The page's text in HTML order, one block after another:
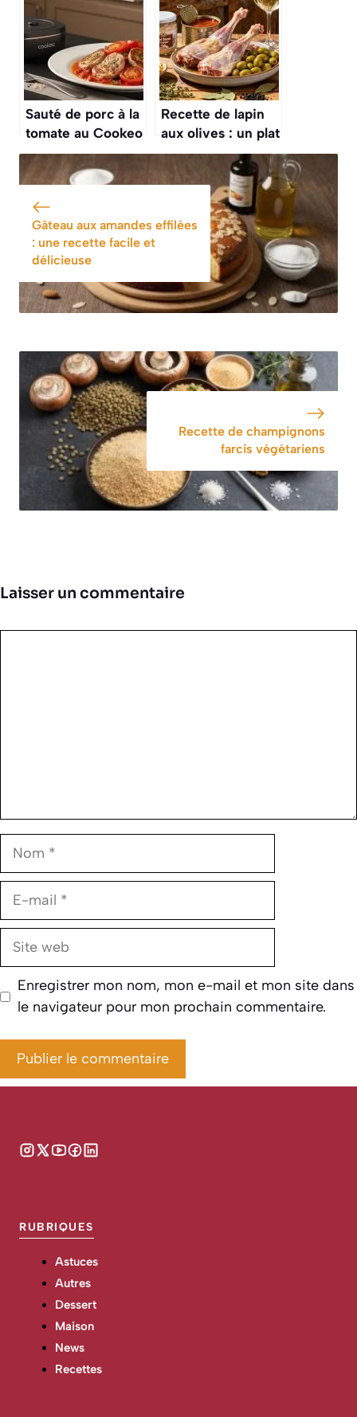
savoureuse
Sauté de porc à la
tomate au Cookeo
: recette
savoureuse et
Recette de lapin
aux olives : un plat
savoureux
Gâteau aux amandes effilées
: une recette facile et
délicieuse
Recette de champignons
farcis végétariens
Laisser un commentaire
Nom
E-
Site
Enregistrer mon nom, mon e-mail et mon site dans
le navigateur pour mon prochain commentaire.
RUBRIQUES
Astuces
Autres
Dessert
Maison
News
Recettes